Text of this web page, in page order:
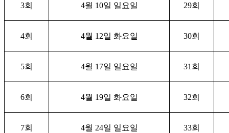
3회 4월 10일 일요일 29회
4회 4월 12일 화요일 30회
5회 4월 17일 일요일 31 회
6회 4월 19일 화요일 32회
7회 4월 24일 일요일 33회